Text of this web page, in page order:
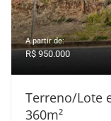
A partir de:
R$ 950.000
Terreno/Lote
360m²